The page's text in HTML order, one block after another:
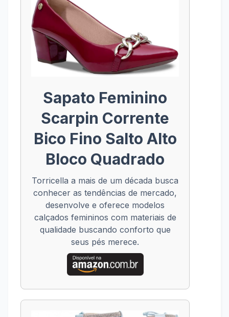
Sapato Feminino
Scarpin Corrente
Bico Fino Salto Alto
Bloco Quadrado
Torricella a mais de um década busca
conhecer as tendências de mercado,
desenvolve e oferece modelos
calçados femininos com materiais de
qualidade buscando conforto que
seus pés merece.